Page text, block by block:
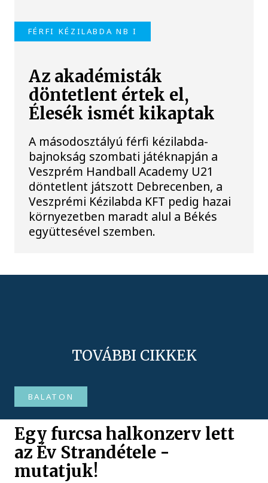
FÉRFI KÉZILABDA NB I
Az akadémisták
döntetlent értek el,
Élesék ismét kikaptak
A másodosztályú férfi kézilabda-
bajnokság szombati játéknapján a
Veszprém Handball Academy U21
döntetlent játszott Debrecenben, a
Veszprémi Kézilabda KFT pedig hazai
környezetben maradt alul a Békés
együttesével szemben.
TOVÁBBI CIKKEK
BALATON
Egy furcsa halkonzerv lett
az Év Strandétele -
mutatjuk!